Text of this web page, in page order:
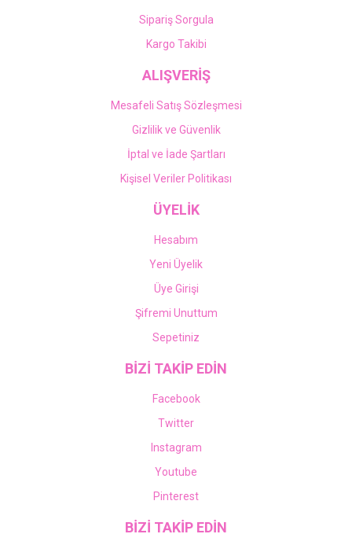
Sipariş Sorgula
Kargo Takibi
ALIŞVERİŞ
Mesafeli Satış Sözleşmesi
Gizlilik ve Güvenlik
İptal ve İade Şartları
Kişisel Veriler Politikası
ÜYELİK
Hesabım
Yeni Üyelik
Üye Girişi
Şifremi Unuttum
Sepetiniz
BİZİ TAKİP EDİN
Facebook
Twitter
Instagram
Youtube
Pinterest
BİZİ TAKİP EDİN